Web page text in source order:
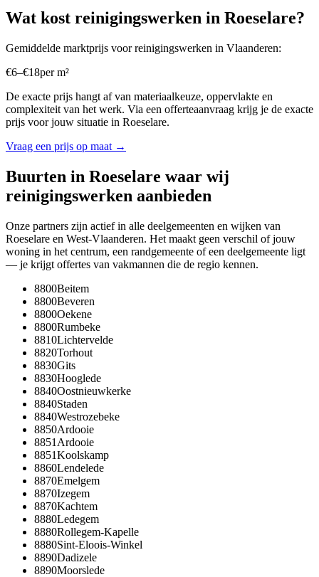
Wat kost reinigingswerken in Roeselare?
Gemiddelde marktprijs voorreinigingswerken in Vlaanderen:
€6–€18perm²
De exacte prijs hangt af van materiaalkeuze, oppervlakte en
complexiteit van het werk. Via een offerteaanvraag krijg je de exacte
prijs voor jouw situatie in Roeselare.
Vraag een prijs op maat →
Buurten in Roeselare waar wij
reinigingswerken aanbieden
Onze partners zijn actief in alle deelgemeenten en wijken van
Roeselare en West-Vlaanderen. Het maakt geen verschil of jouw
woning in het centrum, een randgemeente of een deelgemeente ligt
— je krijgt offertes van vakmannen die de regio kennen.
8800Beitem
8800Beveren
8800Oekene
8800Rumbeke
8810Lichtervelde
8820Torhout
8830Gits
8830Hooglede
8840Oostnieuwkerke
8840Staden
8840Westrozebeke
8850Ardooie
8851 Ardooie
8851Koolskamp
8860Lendelede
8870Emelgem
8870Izegem
8870Kachtem
8880Ledegem
8880Rollegem-Kapelle
8880Sint-Eloois-Winkel
8890Dadizele
8890Moorslede